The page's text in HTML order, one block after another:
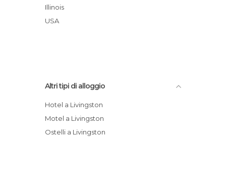
Town And Country Motel Livingst
Super 8 Livingston
Illinois
USA
Altri tipi di alloggio
Hotel a Livingston
Motel a Livingston
Ostelli a Livingston